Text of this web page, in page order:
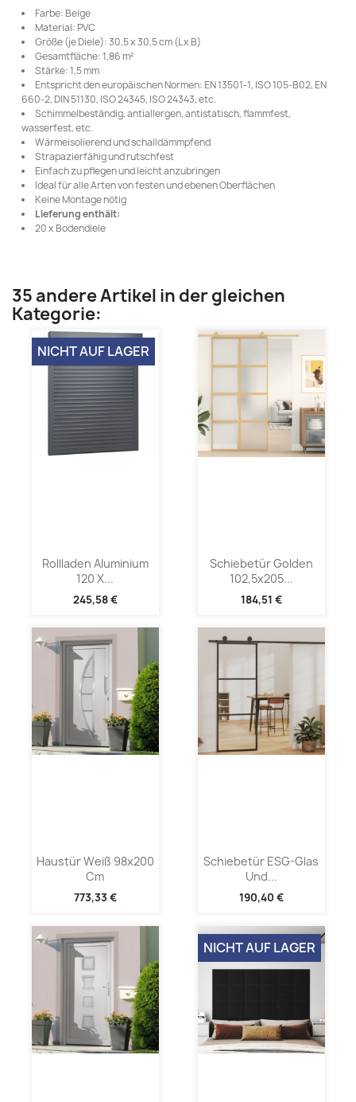
Farbe: Beige
Material: PVC
Größe (je Diele): 30,5 x 30,5 cm (L x B)
Gesamtfläche: 1,86 m²
Stärke: 1,5 mm
Entspricht den europäischen Normen: EN 13501-1, ISO 105-B02, EN
660-2, DIN 51130, ISO 24345, ISO 24343, etc.
Schimmelbeständig, antiallergen, antistatisch, flammfest,
wasserfest, etc.
Wärmeisolierend und schalldämmpfend
Strapazierfähig und rutschfest
Einfach zu pflegen und leicht anzubringen
Ideal für alle Arten von festen und ebenen Oberflächen
Keine Montage nötig
Lieferung enthält:
20 x Bodendiele
35 andere Artikel in der gleichen
Kategorie:
Rollladen Aluminium
120 X...
245,58 €
NICHT AUF LAGER
Schiebetür Golden
102,5x205...
184,51 €
Haustür Weiß 98x200
Cm
773,33 €
Schiebetür ESG-Glas
Und...
190,40 €
NICHT AUF LAGER